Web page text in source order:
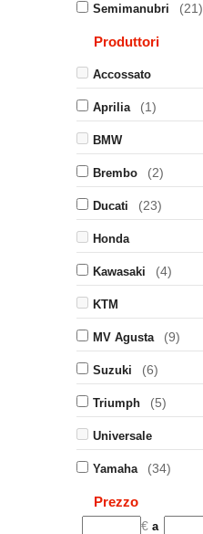
Semimanubri (21)
Produttori
Accossato
Aprilia (1)
BMW
Brembo (2)
Ducati (23)
Honda
Kawasaki (4)
KTM
MV Agusta (9)
Suzuki (6)
Triumph (5)
Universale
Yamaha (34)
Prezzo
€ a